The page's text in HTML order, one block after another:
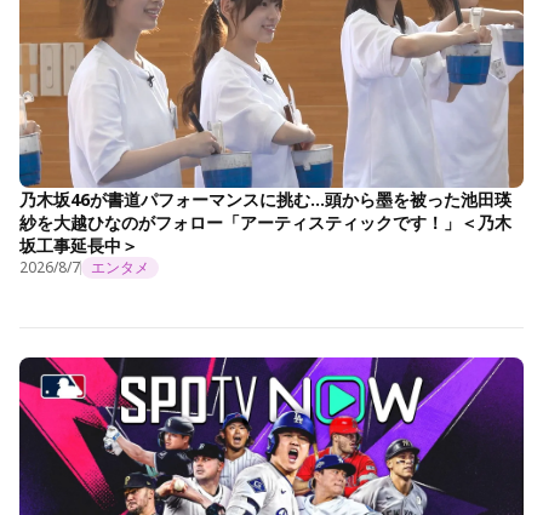
乃木坂46が書道パフォーマンスに挑む…頭から墨を被った池田瑛
紗を大越ひなのがフォロー「アーティスティックです！」＜乃木
坂工事延長中＞
2026/8/7 エンタメ